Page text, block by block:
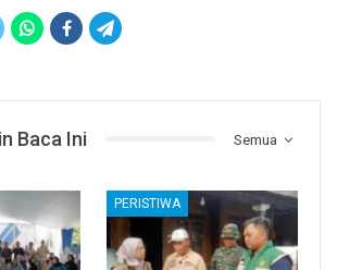
Semua
Baca Ini
PERISTIWA